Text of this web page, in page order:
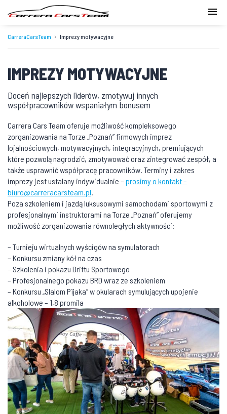
CarreraCarsTeam Imprezy motywacyjne
IMPREZY MOTYWACYJNE
Doceń najlepszych liderów, zmotywuj innych
współpracowników wspaniałym bonusem
Carrera Cars Team oferuje możliwość kompleksowego
zorganizowania na Torze „Poznań” firmowych imprez
lojalnościowych, motywacyjnych, integracyjnych, premiujących
które pozwolą nagrodzić, zmotywować oraz zintegrować zespół, a
także usprawnić współpracę pracowników. Terminy i zakres
imprezy jest ustalany indywidualnie – prosimy o kontakt –
biuro@carreracarsteam.pl.
Poza szkoleniem i jazdą luksusowymi samochodami sportowymi z
profesjonalnymi instruktorami na Torze „Poznań” oferujemy
możliwość zorganizowania równoległych aktywności:
– Turnieju wirtualnych wyścigów na symulatorach
– Konkursu zmiany kół na czas
– Szkolenia i pokazu Driftu Sportowego
– Profesjonalnego pokazu BRD wraz ze szkoleniem
– Konkursu „Slalom Pijaka” w okularach symulujących upojenie
alkoholowe – 1,8 promila